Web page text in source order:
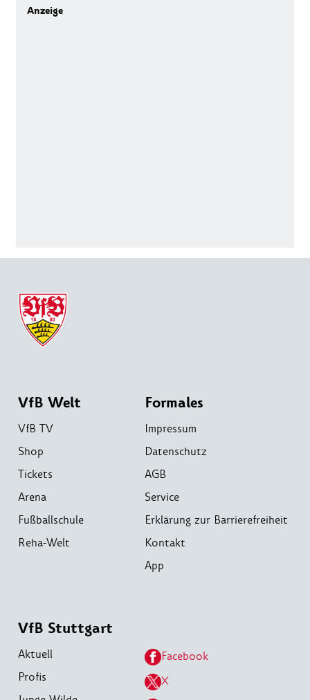
VfB Welt
VfB TV
Shop
Tickets
Arena
Fußballschule
Reha-Welt
Formales
Impressum
Datenschutz
AGB
Service
Erklärung zur Barrierefreiheit
Kontakt
App
VfB Stuttgart
Aktuell
Profis
Facebook
X